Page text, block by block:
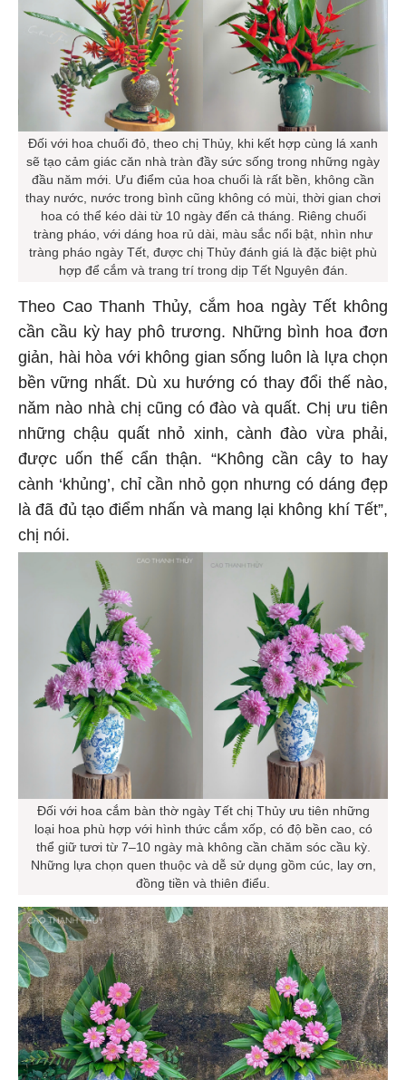
Đối với hoa chuối đỏ, theo chị Thủy, khi kết hợp cùng lá xanh
sẽ tạo cảm giác căn nhà tràn đầy sức sống trong những ngày
đầu năm mới. Ưu điểm của hoa chuối là rất bền, không cần
thay nước, nước trong bình cũng không có mùi, thời gian chơi
hoa có thể kéo dài từ 10 ngày đến cả tháng. Riêng chuối
tràng pháo, với dáng hoa rủ dài, màu sắc nổi bật, nhìn như
tràng pháo ngày Tết, được chị Thủy đánh giá là đặc biệt phù
hợp để cắm và trang trí trong dịp Tết Nguyên đán.
Theo Cao Thanh Thủy, cắm hoa ngày Tết không
cần cầu kỳ hay phô trương. Những bình hoa đơn
giản, hài hòa với không gian sống luôn là lựa chọn
bền vững nhất. Dù xu hướng có thay đổi thế nào,
năm nào nhà chị cũng có đào và quất. Chị ưu tiên
những chậu quất nhỏ xinh, cành đào vừa phải,
được uốn thế cẩn thận. “Không cần cây to hay
cành ‘khủng’, chỉ cần nhỏ gọn nhưng có dáng đẹp
là đã đủ tạo điểm nhấn và mang lại không khí Tết”,
chị nói.
Đối với hoa cắm bàn thờ ngày Tết chị Thủy ưu tiên những
loại hoa phù hợp với hình thức cắm xốp, có độ bền cao, có
thể giữ tươi từ 7–10 ngày mà không cần chăm sóc cầu kỳ.
Những lựa chọn quen thuộc và dễ sử dụng gồm cúc, lay ơn,
đồng tiền và thiên điểu.